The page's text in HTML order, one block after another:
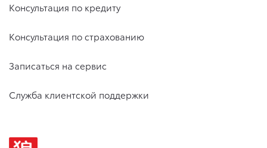
Консультация по кредиту
Консультация по страхованию
Записаться на сервис
Служба клиентской поддержки